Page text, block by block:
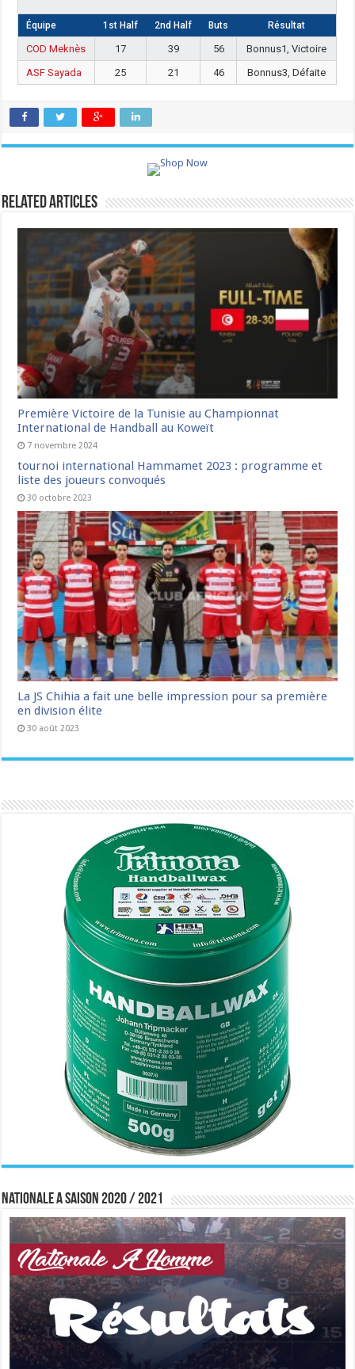
Équipe 1st Half 2nd Half Buts Résultat
COD Meknès 17 39 56
Bonnus1, Victoire
ASF Sayada
25 21 46 Bonnus3, Défaite
Related Articles
Première Victoire de la Tunisie au Championnat
International de Handball au Koweït
7 novembre 2024
tournoi international Hammamet 2023 : programme et
liste des joueurs convoqués
30 octobre 2023
La JS Chihia a fait une belle impression pour sa première
en division élite
30 août 2023
Nationale A saison 2020 / 2021